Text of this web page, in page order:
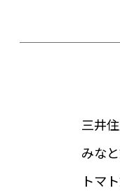
三井
みな
トマ